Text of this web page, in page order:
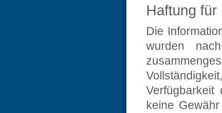
Haftung für
Die
wurden
keine